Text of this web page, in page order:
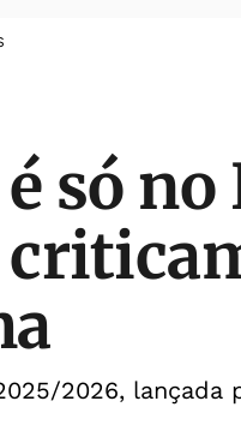
só
2026, lançada